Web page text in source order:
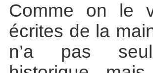
Comme on le
écrites de la
n’a pas